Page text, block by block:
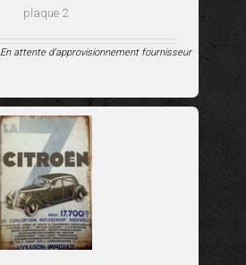
plaque 2
En attente d'approvisionnement fournisseur